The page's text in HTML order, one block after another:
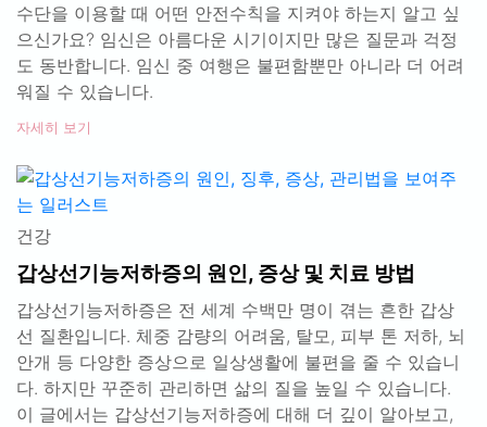
수단을 이용할 때 어떤 안전수칙을 지켜야 하는지 알고 싶
으신가요? 임신은 아름다운 시기이지만 많은 질문과 걱정
도 동반합니다. 임신 중 여행은 불편함뿐만 아니라 더 어려
워질 수 있습니다.
자세히 보기
건강
갑상선기능저하증의 원인, 증상 및 치료 방법
갑상선기능저하증은 전 세계 수백만 명이 겪는 흔한 갑상
선 질환입니다. 체중 감량의 어려움, 탈모, 피부 톤 저하, 뇌
안개 등 다양한 증상으로 일상생활에 불편을 줄 수 있습니
다. 하지만 꾸준히 관리하면 삶의 질을 높일 수 있습니다.
이 글에서는 갑상선기능저하증에 대해 더 깊이 알아보고,